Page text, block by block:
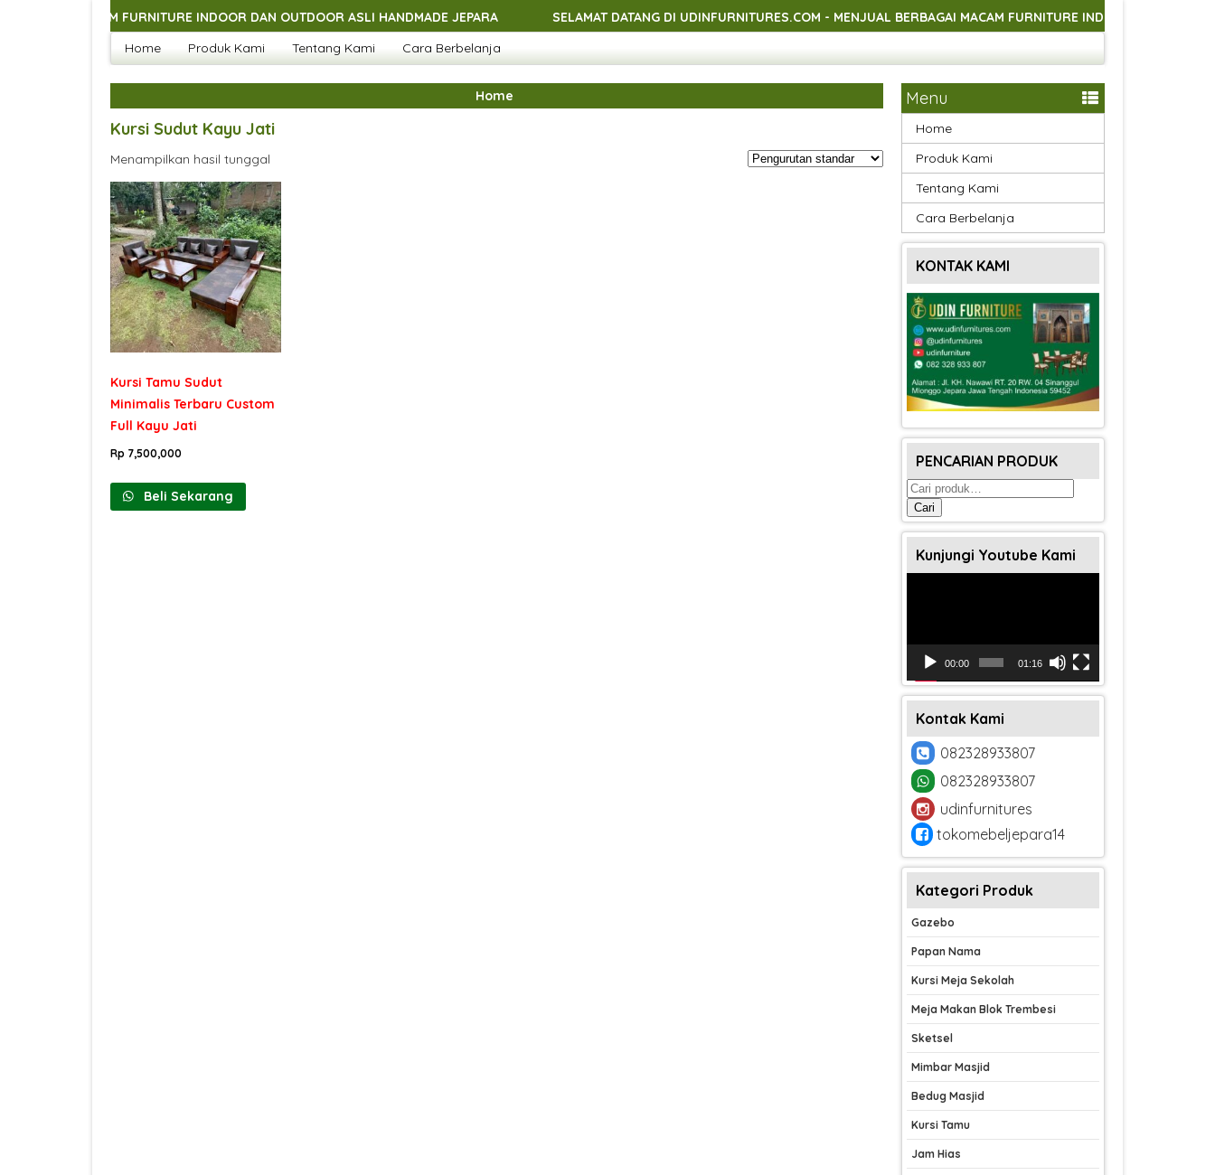
MACAM FURNITURE INDOOR DAN OUTDOOR ASLI HANDMADE JEPARA SELAMAT DATANG DI UDINFURNITURES.COM - MENJUAL BERBAGAI MACAM FURNITURE INDOOR DAN OUTDOOR ASLI
FURNITURE INDOOR DAN OUTDOOR ASLI HANDMADE JEPARA SELAMAT DATANG DI UDINFURNITURES.COM - MENJUAL BERBAGAI MACAM FURNITURE INDOOR DAN OUTDOOR ASLI
MACAM FURNITURE INDOOR DAN OUTDOOR ASLI HANDMADE JEPARA SELAMAT DATANG DI UDINFURNITURES.COM - MENJUAL BERBAGAI MACAM FURNITURE INDOOR DAN OUTDOOR ASLI
FURNITURE INDOOR DAN OUTDOOR ASLI HANDMADE JEPARA
Home Produk Kami Tentang Kami Cara Berbelanja
Home
Kursi Sudut Kayu Jati
Menampilkan hasil tunggal
Kursi Tamu Sudut
Minimalis Terbaru Custom
Full Kayu Jati
Rp 7,500,000
Beli Sekarang
Menu
Home
Produk Kami
Tentang Kami
Cara Berbelanja
KONTAK KAMI
PENCARIAN PRODUK
Pencarian
untuk:
Cari
Kunjungi Youtube Kami
00:00 01:16
Kontak Kami
082328933807
082328933807
udinfurnitures
tokomebeljepara14
Kategori Produk
Gazebo
Papan Nama
Kursi Meja Sekolah
Meja Makan Blok Trembesi
Sketsel
Mimbar Masjid
Bedug Masjid
Kursi Tamu
Jam Hias